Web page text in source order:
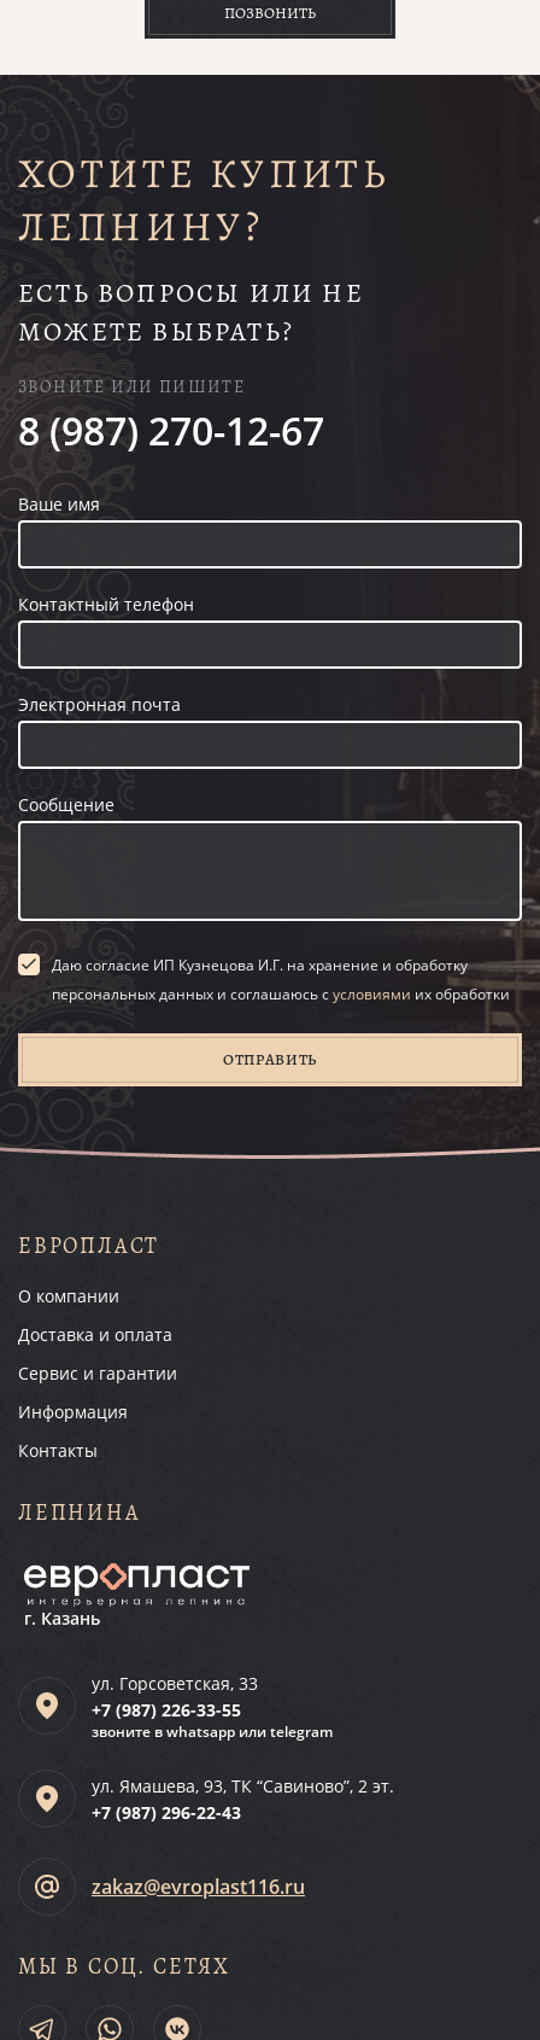
ПОЗВОНИТЬ
ХОТИТЕ КУПИТЬ
ЛЕПНИНУ?
ЕСТЬ ВОПРОСЫ ИЛИ НЕ
МОЖЕТЕ ВЫБРАТЬ?
ЗВОНИТЕ ИЛИ ПИШИТЕ
8 (987) 270-12-67
Ваше имя
Контактный телефон
Электронная почта
Сообщение
Даю согласие ИП Кузнецова И.Г. на хранение и обработку
персональных данных и соглашаюсь сусловиями их обработки
ОТПРАВИТЬ
ЕВРОПЛАСТ
О компании
Доставка и оплата
Сервис и гарантии
Информация
Контакты
ЛЕПНИНА
г. Казань
ул. Горсоветская, 33
+7 (987) 226-33-55
звоните в whatsapp или telegram
ул. Ямашева, 93, ТК “Савиново”, 2 эт.
+7 (987) 296-22-43
zakaz@evroplast116.ru
МЫ В СОЦ. СЕТЯХ